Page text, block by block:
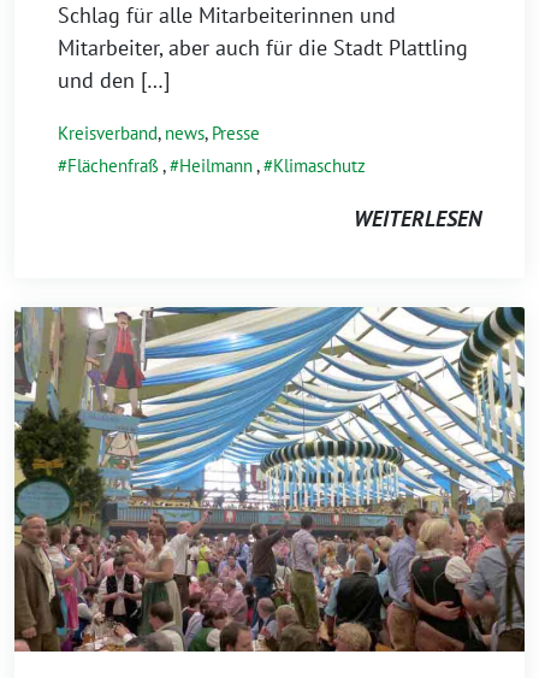
Schlag für alle Mitarbeiterinnen und
Mitarbeiter, aber auch für die Stadt Plattling
und den […]
Kreisverband, news, Presse
Flächenfraß, Heilmann, Klimaschutz
WEITERLESEN